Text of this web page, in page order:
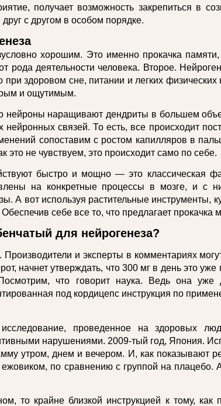
получает возможность закрепиться в
с другом в особом порядке.
хорошим. Это именно прокачка
рода деятельности человека. Второе.
здоровом сне, питании и легких физических
и ощутимым.
нейроны наращивают дендриты в большем
связей. То есть, все происходит
сопоставим с ростом капилляров в
не чувствуем, это происходит само по себе.
быстро и мощно — это классическая
на конкретные процессы в мозге, и с
А вот используя растительные инструменты,
себе все то, что предлагает прокачка
для нейрогенеза?
Производители и эксперты в комментариях
начнет утверждать, что 300 мг в день это уже
что говорит наука. Ведь она уже
под кордицепс инструкция по
исследование, проведенное на здоровых
нарушениями. 2009-тый год, Япония.
утром, днем и вечером. И, как показывают
по сравнению с группой на плацебо.
то крайне близкой инструкцией к тому, как